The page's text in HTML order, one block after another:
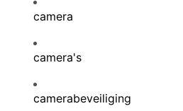
camera
camera's
camerabeveiliging